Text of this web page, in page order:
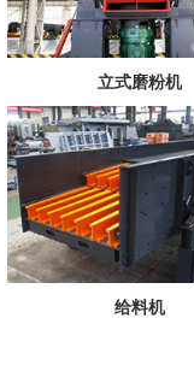
立式磨粉机
给料机